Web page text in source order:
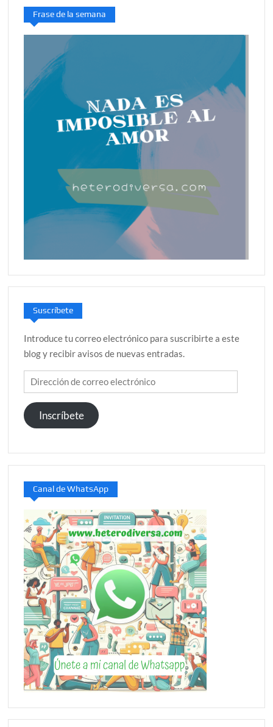
Frase de la semana
Suscríbete
Introduce tu correo electrónico para suscribirte a este
blog y recibir avisos de nuevas entradas.
Dirección
de
correo
electrónico
Inscríbete
Canal de WhatsApp